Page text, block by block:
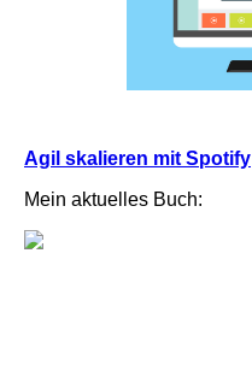
Agil skalieren mit Spotify
Mein aktuelles Buch: